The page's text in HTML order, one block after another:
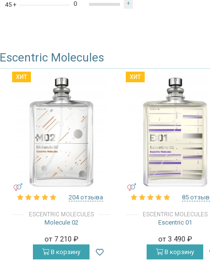
45 +
0 +
Escentric Molecules
ХИТ
УНИСЕКС
204 отзыва
ESCENTRIC MOLECULES
Molecule 02
от 7 210 ₽
В корзину
ХИТ
УНИСЕКС
85
ESCENTRIC MOLECULES
Escentric 01
от 3 490 ₽
В корзину